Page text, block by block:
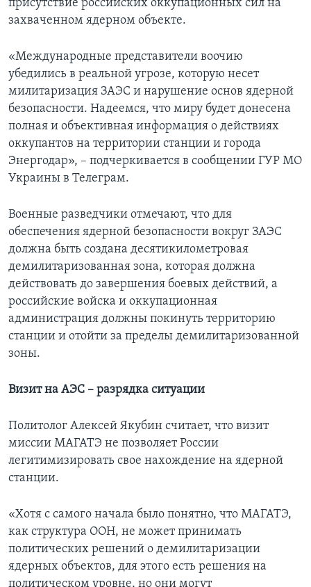
присутствие российских оккупационных сил на
захваченном ядерном объекте.
«Международные представители воочию
убедились в реальной угрозе, которую несет
милитаризация ЗАЭС и нарушение основ ядерной
безопасности. Надеемся, что миру будет донесена
полная и объективная информация о действиях
оккупантов на территории станции и города
Энергодар», – подчеркивается в сообщении ГУР МО
Украины в Телеграм.
Военные разведчики отмечают, что для
обеспечения ядерной безопасности вокруг ЗАЭС
должна быть создана десятикилометровая
демилитаризованная зона, которая должна
действовать до завершения боевых действий, а
российские войска и оккупационная
администрация должны покинуть территорию
станции и отойти за пределы демилитаризованной
зоны.
Визит на АЭС – разрядка ситуации
Политолог Алексей Якубин считает, что визит
миссии МАГАТЭ не позволяет России
легитимизировать свое нахождение на ядерной
станции.
«Хотя с самого начала было понятно, что МАГАТЭ,
как структура ООН, не может принимать
политических решений о демилитаризации
ядерных объектов, для этого есть решения на
политическом уровне, но они могут